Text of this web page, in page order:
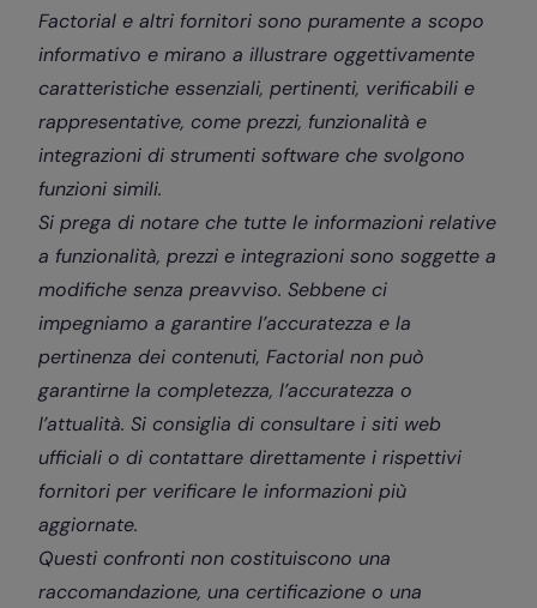
Factorial e altri fornitori sono puramente a scopo
informativo e mirano a illustrare oggettivamente
caratteristiche essenziali, pertinenti, verificabili e
rappresentative, come prezzi, funzionalità e
integrazioni di strumenti software che svolgono
funzioni simili.
Si prega di notare che tutte le informazioni relative
a funzionalità, prezzi e integrazioni sono soggette a
modifiche senza preavviso. Sebbene ci
impegniamo a garantire l’accuratezza e la
pertinenza dei contenuti, Factorial non può
garantirne la completezza, l’accuratezza o
l’attualità. Si consiglia di consultare i siti web
ufficiali o di contattare direttamente i rispettivi
fornitori per verificare le informazioni più
aggiornate.
Questi confronti non costituiscono una
raccomandazione, una certificazione o una